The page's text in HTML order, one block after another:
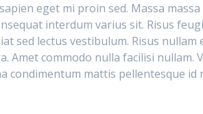
eget mi proin sed. Massa
interdum varius sit. Risus
sed lectus vestibulum. Risus nullam
Amet commodo nulla facilisi nullam.
condimentum mattis pellentesque